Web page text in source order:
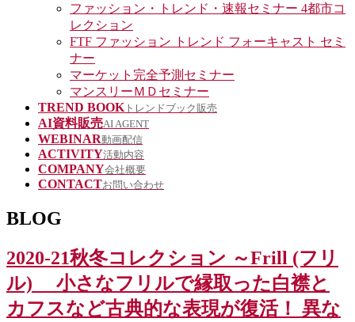
ファッション・トレンド・速報セミナー 4都市コ
レクション
FTF ファッション トレンド フォーキャスト セミ
ナー
マーケット完全予測セミナー
マンスリーＭＤセミナー
TREND BOOK トレンドブック販売
AI資料販売AI AGENT
WEBINAR動画配信
ACTIVITY活動内容
COMPANY会社概要
CONTACTお問い合わせ
BLOG
2020-21秋冬コレクション ～Frill (フリ
ル) 小さなフリルで縁取った白襟と
カフスなど古典的な表現が復活！ 異な